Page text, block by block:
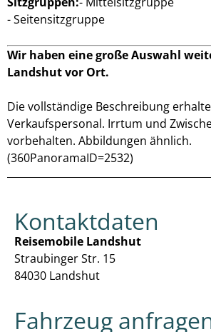
Seitensitzgruppe
Wir haben eine große Auswahl
Landshut vor Ort.
Die vollständige Beschreibung
Verkaufspersonal. Irrtum und
vorbehalten. Abbildungen ähnlich.
(360PanoramaID=2532)
Kontaktdaten
Reisemobile Landshut
Straubinger Str. 15
84030 Landshut
Fahrzeug